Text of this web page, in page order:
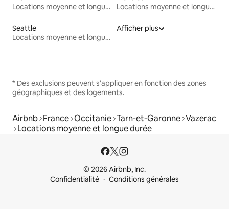
Locations moyenne et longue durée
Locations moyenne et longue durée
Seattle
Locations moyenne et longue durée
Afficher plus
* Des exclusions peuvent s'appliquer en fonction des zones
géographiques et des logements.
Airbnb France Occitanie Tarn-et-Garonne Vazerac
Locations moyenne et longue durée
© 2026 Airbnb, Inc.
Confidentialité
Conditions générales